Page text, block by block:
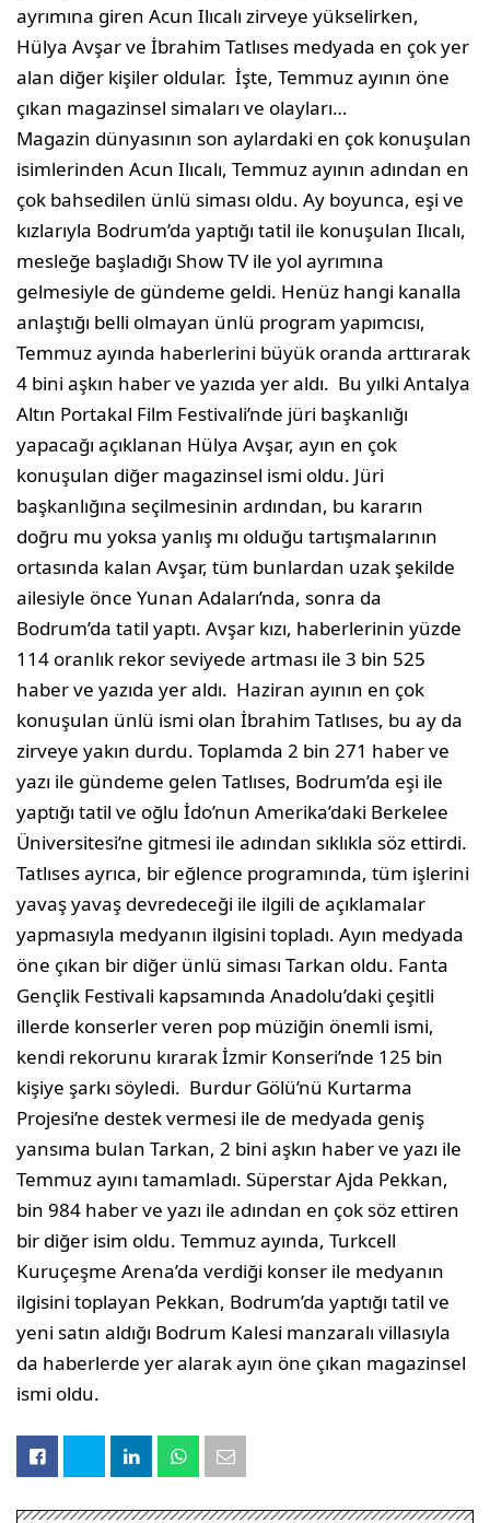
ayrımına giren Acun Ilıcalı zirveye yükselirken,
Hülya Avşar ve İbrahim Tatlıses medyada en çok yer
alan diğer kişiler oldular. İşte, Temmuz ayının öne
çıkan magazinsel simaları ve olayları…
Magazin dünyasının son aylardaki en çok konuşulan
isimlerinden Acun Ilıcalı, Temmuz ayının adından en
çok bahsedilen ünlü siması oldu. Ay boyunca, eşi ve
kızlarıyla Bodrum’da yaptığı tatil ile konuşulan Ilıcalı,
mesleğe başladığı Show TV ile yol ayrımına
gelmesiyle de gündeme geldi. Henüz hangi kanalla
anlaştığı belli olmayan ünlü program yapımcısı,
Temmuz ayında haberlerini büyük oranda arttırarak
4 bini aşkın haber ve yazıda yer aldı. Bu yılki Antalya
Altın Portakal Film Festivali’nde jüri başkanlığı
yapacağı açıklanan Hülya Avşar, ayın en çok
konuşulan diğer magazinsel ismi oldu. Jüri
başkanlığına seçilmesinin ardından, bu kararın
doğru mu yoksa yanlış mı olduğu tartışmalarının
ortasında kalan Avşar, tüm bunlardan uzak şekilde
ailesiyle önce Yunan Adaları’nda, sonra da
Bodrum’da tatil yaptı. Avşar kızı, haberlerinin yüzde
114 oranlık rekor seviyede artması ile 3 bin 525
haber ve yazıda yer aldı. Haziran ayının en çok
konuşulan ünlü ismi olan İbrahim Tatlıses, bu ay da
zirveye yakın durdu. Toplamda 2 bin 271 haber ve
yazı ile gündeme gelen Tatlıses, Bodrum’da eşi ile
yaptığı tatil ve oğlu İdo’nun Amerika’daki Berkelee
Üniversitesi’ne gitmesi ile adından sıklıkla söz ettirdi.
Tatlıses ayrıca, bir eğlence programında, tüm işlerini
yavaş yavaş devredeceği ile ilgili de açıklamalar
yapmasıyla medyanın ilgisini topladı. Ayın medyada
öne çıkan bir diğer ünlü siması Tarkan oldu. Fanta
Gençlik Festivali kapsamında Anadolu’daki çeşitli
illerde konserler veren pop müziğin önemli ismi,
kendi rekorunu kırarak İzmir Konseri’nde 125 bin
kişiye şarkı söyledi. Burdur Gölü’nü Kurtarma
Projesi’ne destek vermesi ile de medyada geniş
yansıma bulan Tarkan, 2 bini aşkın haber ve yazı ile
Temmuz ayını tamamladı. Süperstar Ajda Pekkan,
bin 984 haber ve yazı ile adından en çok söz ettiren
bir diğer isim oldu. Temmuz ayında, Turkcell
Kuruçeşme Arena’da verdiği konser ile medyanın
ilgisini toplayan Pekkan, Bodrum’da yaptığı tatil ve
yeni satın aldığı Bodrum Kalesi manzaralı villasıyla
da haberlerde yer alarak ayın öne çıkan magazinsel
ismi oldu.